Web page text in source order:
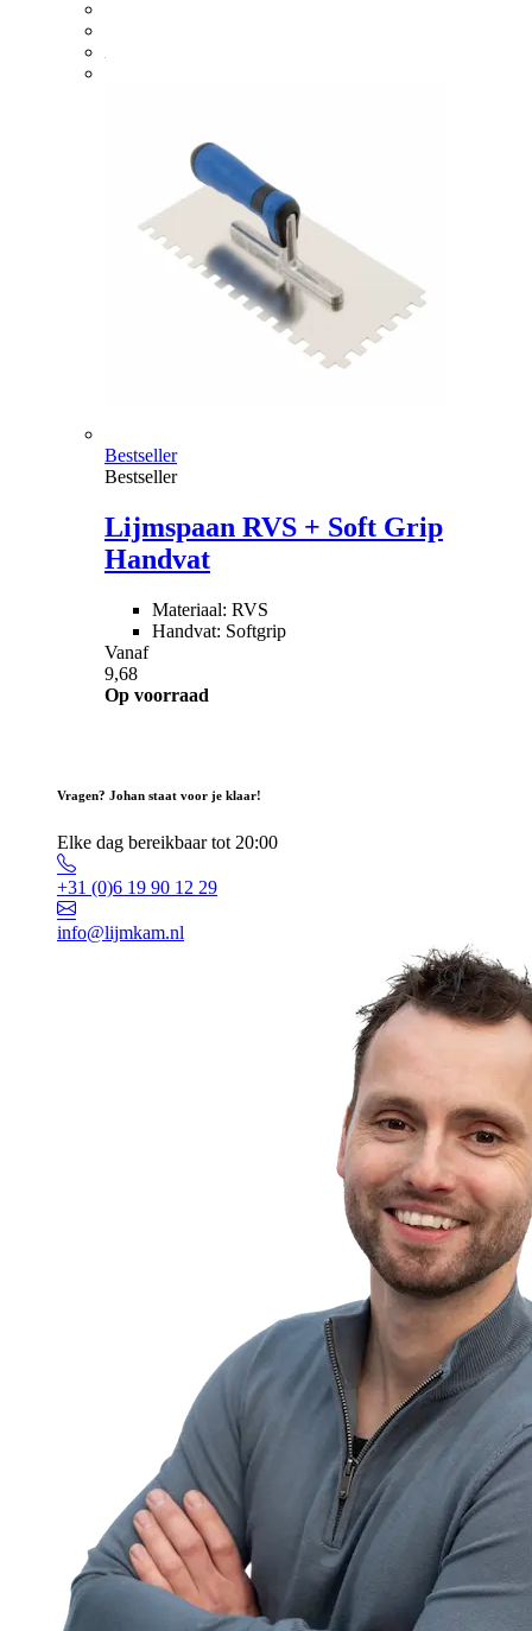
Bestseller
Bestseller
Lijmspaan RVS + Soft Grip
Handvat
Materiaal: RVS
Handvat: Softgrip
Vanaf
9,68
Op voorraad
Vragen? Johan staat voor je klaar!
Elke dag bereikbaar tot 20:00
+31 (0)6 19 90 12 29
info@lijmkam.nl